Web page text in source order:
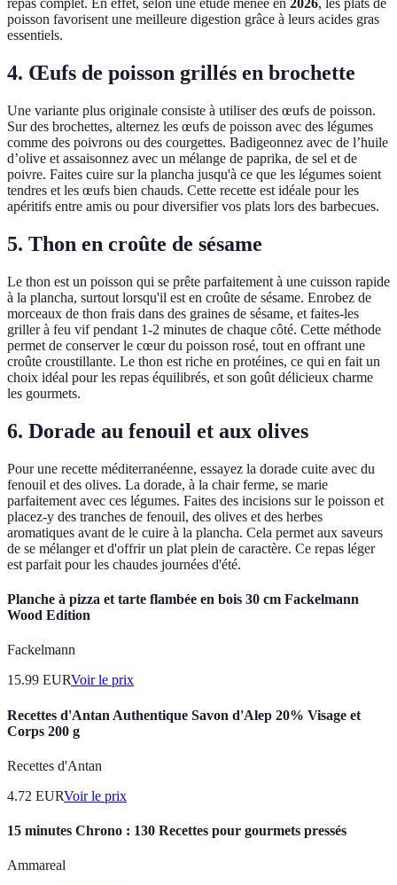
repas complet. En effet, selon une étude menée en 2026, les plats de
poisson favorisent une meilleure digestion grâce à leurs acides gras
essentiels.
4. Œufs de poisson grillés en brochette
Une variante plus originale consiste à utiliser des œufs de poisson.
Sur des brochettes, alternez les œufs de poisson avec des légumes
comme des poivrons ou des courgettes. Badigeonnez avec de l’huile
d’olive et assaisonnez avec un mélange de paprika, de sel et de
poivre. Faites cuire sur la plancha jusqu'à ce que les légumes soient
tendres et les œufs bien chauds. Cette recette est idéale pour les
apéritifs entre amis ou pour diversifier vos plats lors des barbecues.
5. Thon en croûte de sésame
Le thon est un poisson qui se prête parfaitement à une cuisson rapide
à la plancha, surtout lorsqu'il est en croûte de sésame. Enrobez de
morceaux de thon frais dans des graines de sésame, et faites-les
griller à feu vif pendant 1-2 minutes de chaque côté. Cette méthode
permet de conserver le cœur du poisson rosé, tout en offrant une
croûte croustillante. Le thon est riche en protéines, ce qui en fait un
choix idéal pour les repas équilibrés, et son goût délicieux charme
les gourmets.
6. Dorade au fenouil et aux olives
Pour une recette méditerranéenne, essayez la dorade cuite avec du
fenouil et des olives. La dorade, à la chair ferme, se marie
parfaitement avec ces légumes. Faites des incisions sur le poisson et
placez-y des tranches de fenouil, des olives et des herbes
aromatiques avant de le cuire à la plancha. Cela permet aux saveurs
de se mélanger et d'offrir un plat plein de caractère. Ce repas léger
est parfait pour les chaudes journées d'été.
Planche à pizza et tarte flambée en bois 30 cm Fackelmann
Wood Edition
Fackelmann
15.99 EURVoir le prix
Recettes d'Antan Authentique Savon d'Alep 20% Visage et
Corps 200 g
Recettes d'Antan
4.72 EURVoir le prix
15 minutes Chrono : 130 Recettes pour gourmets pressés
Ammareal